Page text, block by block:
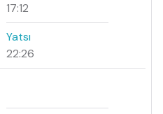
17:12
Yatsı
22:26